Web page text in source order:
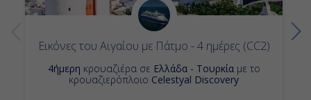
Εικόνες του Αιγαίου με Πάτμο - 4 ημέρες (CC2)
4ήμερη κρουαζιέρα σε Ελλάδα - Τουρκίαμε το
κρουαζιερόπλοιο Celestyal Discovery